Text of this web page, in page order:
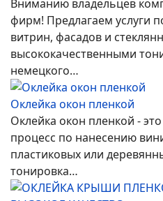
Вниманию владельцев
фирм! Предлагаем услуги
витрин, фасадов и
высококачественными
немецкого…
Оклейка окон пленкой
Оклейка окон пленкой -
процесс по нанесению
пластиковых или
тонировка…